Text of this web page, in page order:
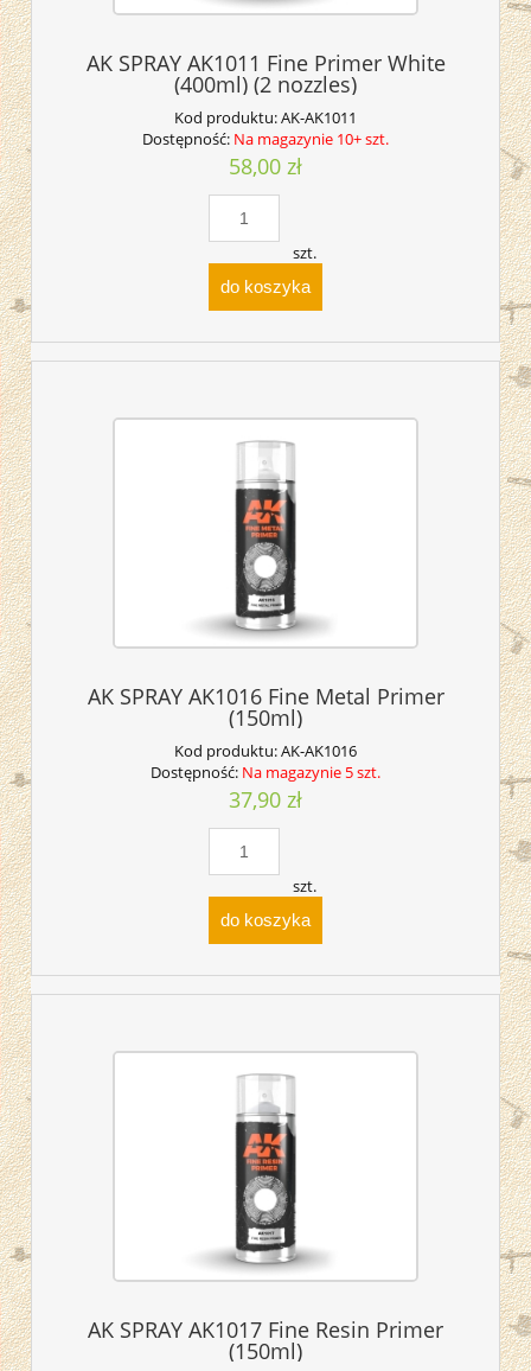
AK SPRAY AK1011 Fine Primer White
(400ml) (2 nozzles)
Kod produktu:AK-AK1011
Dostępność: Na magazynie 10+ szt.
58,00 zł
szt.
do koszyka
AK SPRAY AK1016 Fine Metal Primer
(150ml)
Kod produktu:AK-AK1016
Dostępność: Na magazynie 5 szt.
37,90 zł
szt.
do koszyka
AK SPRAY AK1017 Fine Resin Primer
(150ml)